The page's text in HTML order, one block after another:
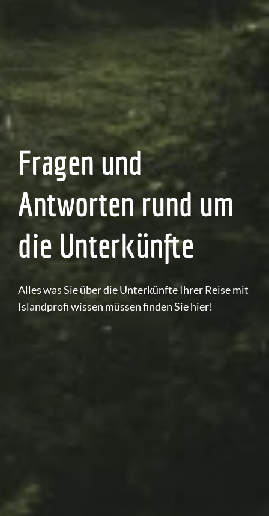
Fragen und
Antworten rund um
die Unterkünfte
Alles was Sie über die Unterkünfte Ihrer Reise mit
Islandprofi wissen müssen finden Sie hier!